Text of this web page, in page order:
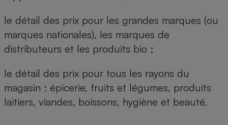
le détail des prix pour les grandes marques (ou
marques nationales), les marques de
distributeurs et les produits bio ;
le détail des prix pour tous les rayons du
magasin : épicerie, fruits et légumes, produits
laitiers, viandes, boissons, hygiène et beauté.